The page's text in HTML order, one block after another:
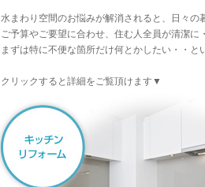
水まわり空間のお悩みが解消されると、日々の
ご予算やご要望に合わせ、住む人全員が清潔に
まずは特に不便な箇所だけ何とかしたい・・と
クリックすると詳細をご覧頂けます▼